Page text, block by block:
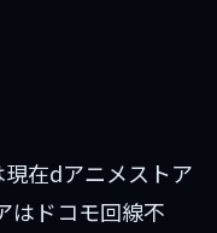
現在dアニメストア
はドコモ回線不